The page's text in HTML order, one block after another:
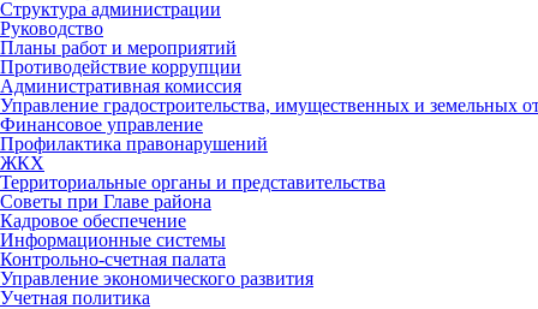
Структура администрации
Руководство
Планы работ и мероприятий
Противодействие коррупции
Административная комиссия
Управление градостроительства, имущественных и земельных
Финансовое управление
Профилактика правонарушений
ЖКХ
Территориальные органы и представительства
Советы при Главе района
Кадровое обеспечение
Информационные системы
Контрольно-счетная палата
Управление экономического развития
Учетная политика